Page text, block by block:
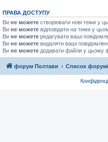
ПРАВА ДОСТУПУ
Ви не можете створювати нові теми у
Ви не можете відповідати на теми у
Ви не можете редагувати ваші
Ви не можете видаляти ваші
Ви не можете додавати файли у цьому
форум Полтави Список